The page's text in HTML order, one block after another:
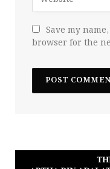
Save my
browser for the